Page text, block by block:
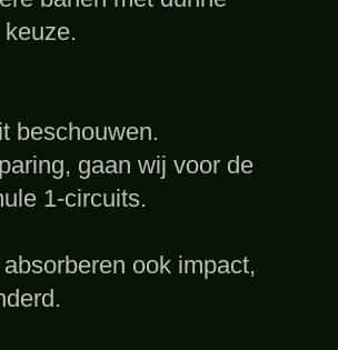
beschouwen.
gaan wij voor de
1-circuits.
ook impact,